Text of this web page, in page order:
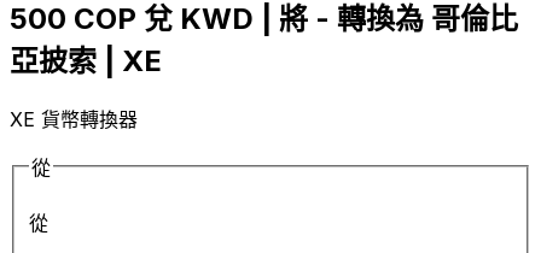
500 COP 兌 KWD | 將 - 轉換為 哥倫比
亞披索 | XE
XE 貨幣轉換器
從
從